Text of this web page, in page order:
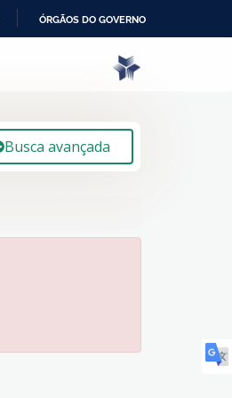
ÓRGÃOS DO GOVERNO
Busca avançada